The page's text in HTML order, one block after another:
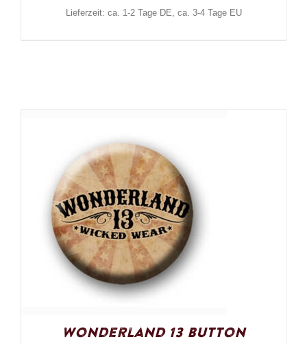
Lieferzeit: ca. 1-2 Tage DE, ca. 3-4 Tage EU
Wonderland 13 Button